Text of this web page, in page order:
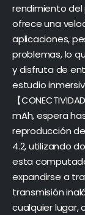
rendimiento del
ofrece una
aplicaciones,
problemas, lo
y disfruta de
estudio
【
mAh, espera
reproducción
4.2, utilizando
esta
expandirse a
transmisión
cualquier lugar,